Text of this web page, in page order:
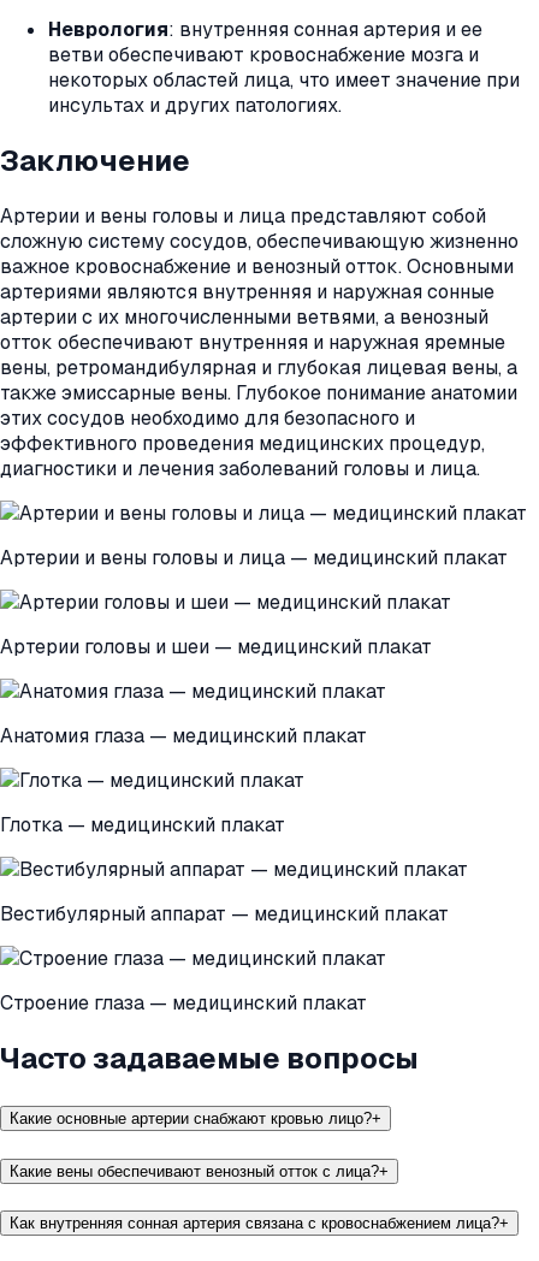
Неврология: внутренняя сонная артерия и ее
ветви обеспечивают кровоснабжение мозга и
некоторых областей лица, что имеет значение при
инсультах и других патологиях.
Заключение
Артерии и вены головы и лица представляют собой
сложную систему сосудов, обеспечивающую жизненно
важное кровоснабжение и венозный отток. Основными
артериями являются внутренняя и наружная сонные
артерии с их многочисленными ветвями, а венозный
отток обеспечивают внутренняя и наружная яремные
вены, ретромандибулярная и глубокая лицевая вены, а
также эмиссарные вены. Глубокое понимание анатомии
этих сосудов необходимо для безопасного и
эффективного проведения медицинских процедур,
диагностики и лечения заболеваний головы и лица.
Артерии и вены головы и лица — медицинский плакат
Артерии головы и шеи — медицинский плакат
Анатомия глаза — медицинский плакат
Глотка — медицинский плакат
Вестибулярный аппарат — медицинский плакат
Строение глаза — медицинский плакат
Часто задаваемые вопросы
Какие основные артерии снабжают кровью лицо?+
Какие вены обеспечивают венозный отток с лица?+
Как внутренняя сонная артерия связана с кровоснабжением лица?+